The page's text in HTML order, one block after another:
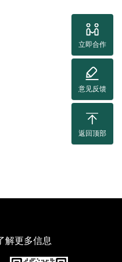
解更多信息
立即合作
意见反馈
返回顶部